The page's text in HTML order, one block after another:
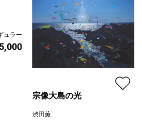
は、五感（視覚、聴覚など）からの膨
で、音を色や形として感じる共感覚的
す。
放と「幽玄」
、日常とは異なる時間の流れを感じる
とで、鑑賞者の間に**新たな共鳴**が
とを目指しています。
ュラー
宗像大島の光
渋田薫